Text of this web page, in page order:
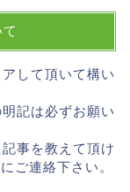
して頂いて構い
記は必ずお願い
事を教えて頂け
ご連絡下さい。